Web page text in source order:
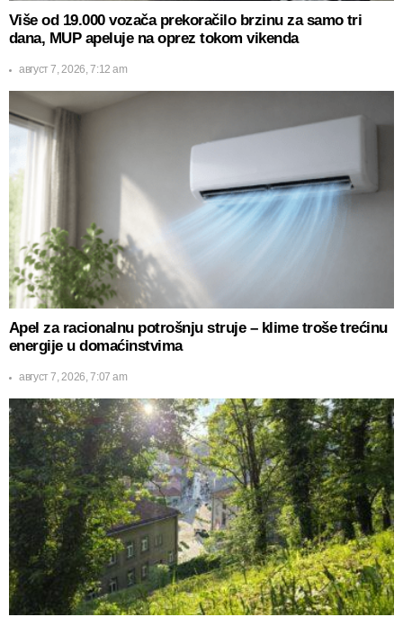
Više od 19.000 vozača prekoračilo brzinu za samo tri
dana, MUP apeluje na oprez tokom vikenda
август 7, 2026, 7:12 am
Apel za racionalnu potrošnju struje – klime troše trećinu
energije u domaćinstvima
август 7, 2026, 7:07 am